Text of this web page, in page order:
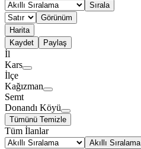
Sırala
Görünüm
Harita
Kaydet
Paylaş
İl
Kars
İlçe
Kağızman
Semt
Donandı Köyü
Tümünü Temizle
Tüm İlanlar
Akıllı Sıralama